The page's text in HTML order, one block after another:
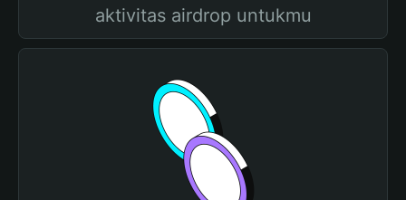
aktivitas airdrop untukmu